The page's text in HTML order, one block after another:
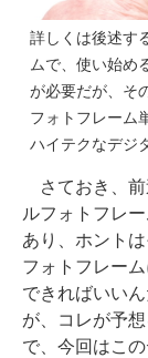
詳しくは後述す
ムで、使い始め
が必要だが、そ
フォトフレーム
ハイテクなデジ
さておき、前
ルフォトフレ
あり、ホント
フォトフレー
できればいい
が、コレが予
で、今回はこ